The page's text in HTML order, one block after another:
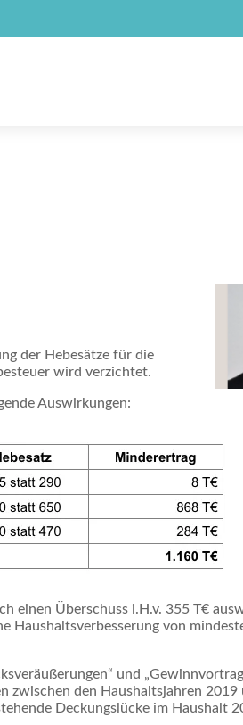
der Hebesätze für die
wird verzichtet.
Auswirkungen:
einen Überschuss i.H.v. 355 T€
Haushaltsverbesserung von
und
zwischen den Haushaltsjahren
Deckungslücke im Haushalt